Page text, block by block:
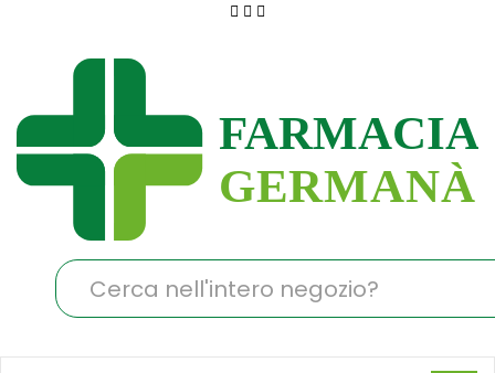
principale
Germanà
Cerca
Prodotto